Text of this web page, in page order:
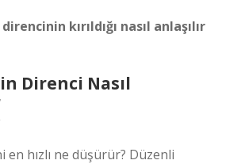
kırıldığı nasıl anlaşılır
Direnci Nasıl
en hızlı ne düşürür? Düzenli